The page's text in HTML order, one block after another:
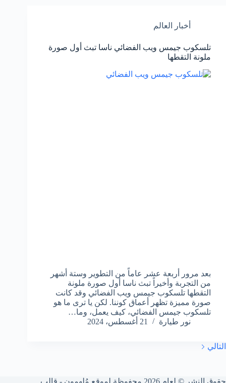
أخبار العالم
تلسكوب جيمس ويب الفضائي ناسا تبث أول صورة
ملونة التقطها
بعد مرور أربعة عشر عاماً من التطوير وستة أشهر
من التجربة وأخيراً تبث ناسا أول صورة ملونة
التقطها تلسكوب جيمس ويب الفضائي وقد كانت
صورة مميزة تظهر أعماق كوننا. لكن يا ترى ما هو
تلسكوب جيمس الفضائي، كيف يعمل، وما…
نور طيارة
21 أغسطس، 2024
التالي